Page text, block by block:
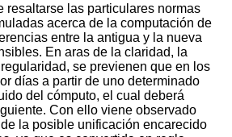
resaltarse las particulares normas
acerca de la computación de
entre la antigua y la nueva
En aras de la claridad, la
se previenen que en los
días a partir de uno determinado
del cómputo, el cual deberá
Con ello viene observado
la posible unificación encarecido